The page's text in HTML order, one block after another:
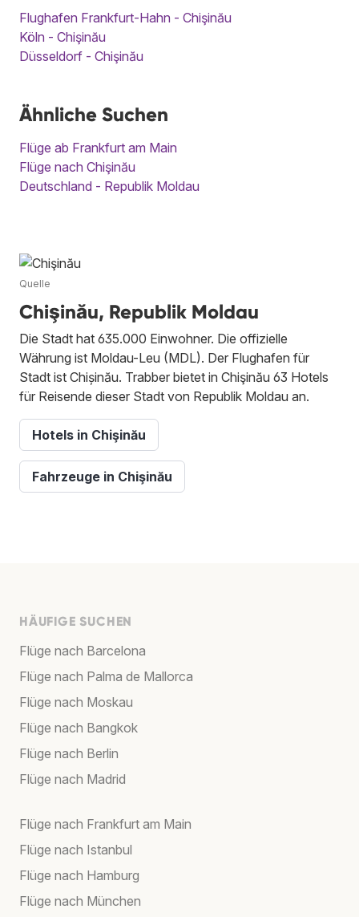
Flughafen Frankfurt-Hahn - Chişinău
Köln - Chişinău
Düsseldorf - Chişinău
Ähnliche Suchen
Flüge ab Frankfurt am Main
Flüge nach Chişinău
Deutschland - Republik Moldau
Quelle
Chişinău, Republik Moldau
Die Stadt hat 635.000 Einwohner. Die offizielle
Währung ist Moldau-Leu (MDL). Der Flughafen für
Stadt ist Chișinău. Trabber bietet in Chişinău 63 Hotels
für Reisende dieser Stadt von Republik Moldau an.
Hotels in Chişinău
Fahrzeuge in Chişinău
HÄUFIGE SUCHEN
Flüge nach Barcelona
Flüge nach Palma de Mallorca
Flüge nach Moskau
Flüge nach Bangkok
Flüge nach Berlin
Flüge nach Madrid
Flüge nach Frankfurt am Main
Flüge nach Istanbul
Flüge nach Hamburg
Flüge nach München